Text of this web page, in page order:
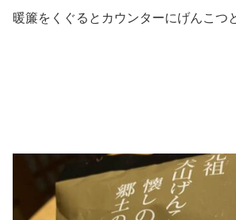
暖簾をくぐるとカウンターにげんこつ